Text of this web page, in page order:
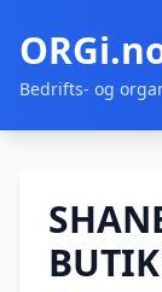
Bedrifts- og